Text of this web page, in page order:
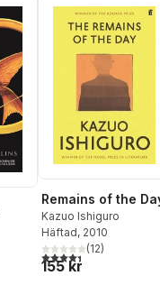
antal röster:
Remains of the
Kazuo Ishiguro
Häftad, 2010
4,4utav 5 stjärnor.
(12)
155 kr